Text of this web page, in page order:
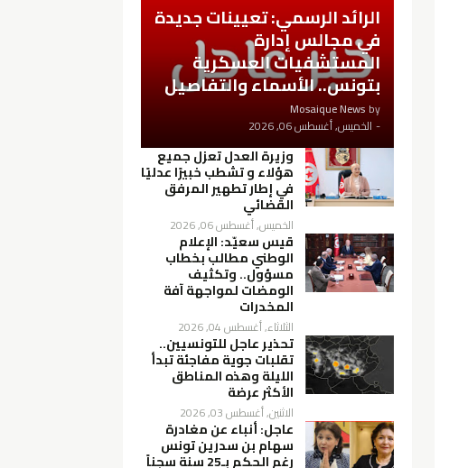
الرائد الرسمي: تعيينات جديدة
في مجالس إدارة
المستشفيات العسكرية
بتونس.. الأسماء والتفاصيل
by
Mosaique News
- الخميس, أغسطس 06, 2026
وزيرة العدل تعزل جميع
هؤلاء و تشطب خبيرًا عدليًا
في إطار تطهير المرفق
القضائي
الخميس, أغسطس 06, 2026
قيس سعيّد: الإعلام
الوطني مطالب بخطاب
مسؤول.. وتكثيف
الومضات لمواجهة آفة
المخدرات
الثلاثاء, أغسطس 04, 2026
تحذير عاجل للتونسيين..
تقلبات جوية مفاجئة تبدأ
الليلة وهذه المناطق
الأكثر عرضة
الاثنين, أغسطس 03, 2026
عاجل: أنباء عن مغادرة
سهام بن سدرين تونس
رغم الحكم بـ25 سنة سجناً